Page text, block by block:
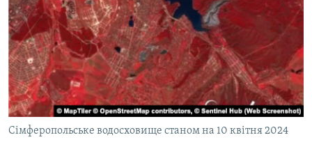
Сімферопольське водосховище станом на 10 квітня 2024